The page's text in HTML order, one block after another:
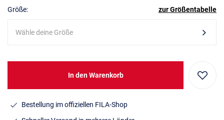
Größe: zur Größentabelle
Wähle deine Größe
In den Warenkorb
Bestellung im offiziellen FILA-Shop